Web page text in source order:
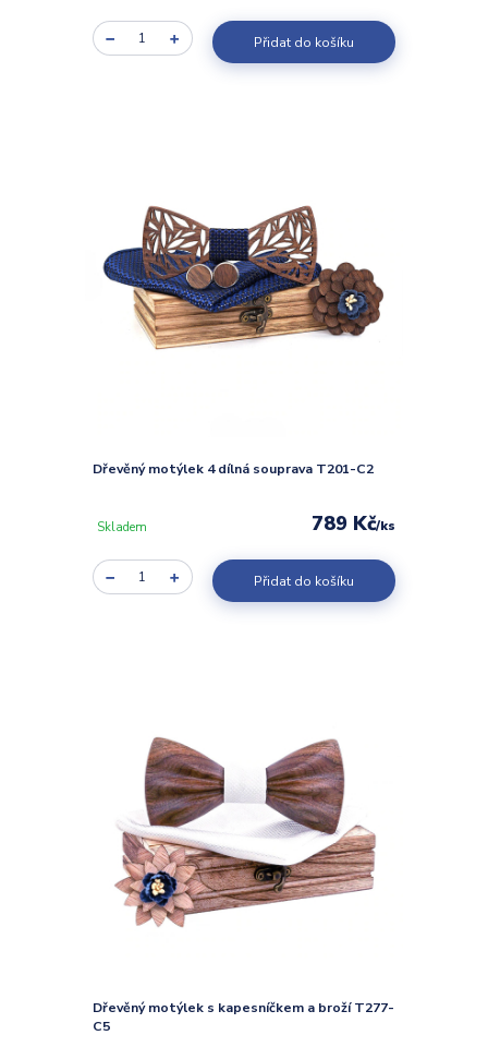
Přidat do košíku
Dřevěný motýlek 4 dílná souprava T201-C2
789 Kč/ks
Skladem
Přidat do košíku
Dřevěný motýlek s kapesníčkem a broží T277-
C5